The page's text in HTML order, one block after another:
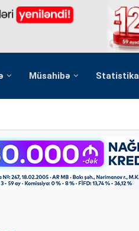
Müsahibə Statistika